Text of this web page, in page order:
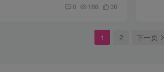
0 186 30
1 2 下一页